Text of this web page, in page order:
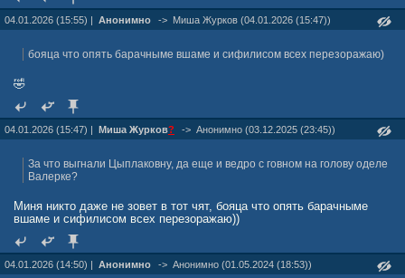
04.01.2026 (15:55) | Анонимно -> Миша Журкoв (04.01.2026 (15:47))
бояца что опять барачныме вшаме и сифилисом всех перезоражаю)
🤣
04.01.2026 (15:47) | Миша Журкoв? -> Анонимно (03.12.2025 (23:45))
За что выгнали Цыплаковну, да еще и ведро с говном на голову оделе
Валерке?
Миня никто даже не зовет в тот чят, бояца что опять барачныме
вшаме и сифилисом всех перезоражаю))
04.01.2026 (14:50) | Анонимно -> Анонимно (01.05.2024 (18:53))